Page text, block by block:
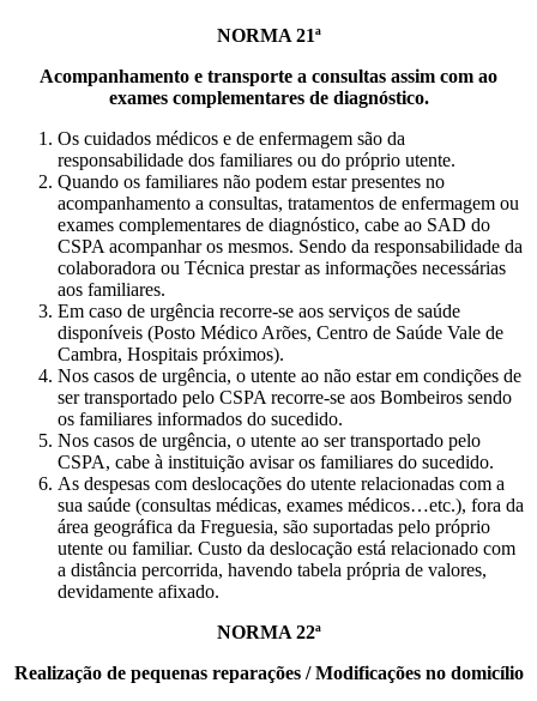
NORMA 21ª
Acompanhamento e transporte a consultas assim com ao
exames complementares de diagnóstico.
Os cuidados médicos e de enfermagem são da
responsabilidade dos familiares ou do próprio utente.
Quando os familiares não podem estar presentes no
acompanhamento a consultas, tratamentos de enfermagem ou
exames complementares de diagnóstico, cabe ao SAD do
CSPA acompanhar os mesmos. Sendo da responsabilidade da
colaboradora ou Técnica prestar as informações necessárias
aos familiares.
Em caso de urgência recorre-se aos serviços de saúde
disponíveis (Posto Médico Arões, Centro de Saúde Vale de
Cambra, Hospitais próximos).
Nos casos de urgência, o utente ao não estar em condições de
ser transportado pelo CSPA recorre-se aos Bombeiros sendo
os familiares informados do sucedido.
Nos casos de urgência, o utente ao ser transportado pelo
CSPA, cabe à instituição avisar os familiares do sucedido.
As despesas com deslocações do utente relacionadas com a
sua saúde (consultas médicas, exames médicos…etc.), fora da
área geográfica da Freguesia, são suportadas pelo próprio
utente ou familiar. Custo da deslocação está relacionado com
a distância percorrida, havendo tabela própria de valores,
devidamente afixado.
NORMA 22ª
Realização de pequenas reparações / Modificações no domicílio